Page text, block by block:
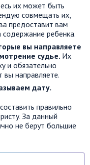
их может быть
совмещать их,
предоставит вам
содержание ребенка.
вы направляете
судье. Их
и обязательно
вы направляете.
дату.
правильно
За данный
не берут большие